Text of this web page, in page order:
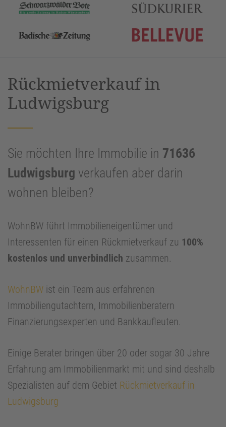
Rückmietverkauf in
Ludwigsburg
Sie möchten Ihre Immobilie in 71636
Ludwigsburg verkaufen aber darin
wohnen bleiben?
WohnBW führt Immobilieneigentümer und
Interessenten für einen Rückmietverkauf zu 100%
kostenlos und unverbindlich zusammen.
WohnBW ist ein Team aus erfahrenen
Immobiliengutachtern, Immobilienberatern
Finanzierungsexperten und Bankkaufleuten.
Einige Berater bringen über 20 oder sogar 30 Jahre
Erfahrung am Immobilienmarkt mit und sind deshalb
Spezialisten auf dem Gebiet Rückmietverkauf in
Ludwigsburg